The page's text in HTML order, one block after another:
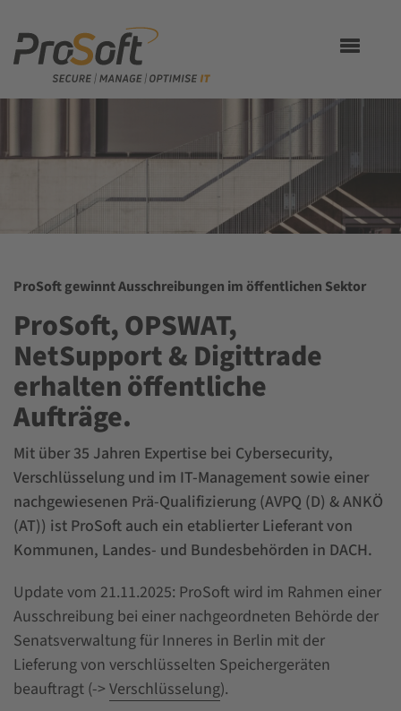
Toggle
ProSoft gewinnt Ausschreibungen im öffentlichen Sektor
ProSoft, OPSWAT,
NetSupport & Digittrade
erhalten öffentliche
Aufträge.
Mit über 35 Jahren Expertise bei Cybersecurity,
Verschlüsselung und im IT-Management sowie einer
nachgewiesenen Prä-Qualifizierung (AVPQ (D) & ANKÖ
(AT)) ist ProSoft auch ein etablierter Lieferant von
Kommunen, Landes- und Bundesbehörden in DACH.
Update vom 21.11.2025: ProSoft wird im Rahmen einer
Ausschreibung bei einer nachgeordneten Behörde der
Senatsverwaltung für Inneres in Berlin mit der
Lieferung von verschlüsselten Speichergeräten
beauftragt (-> Verschlüsselung).